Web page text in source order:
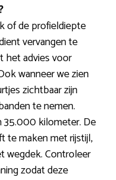
of de profieldiepte
vervangen te
het advies voor
wanneer we zien
zichtbaar zijn
te nemen.
35.000 kilometer. De
te maken met rijstijl,
wegdek. Controleer
zodat deze